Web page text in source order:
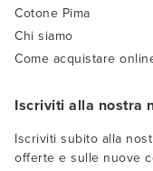
Cotone Pima
Chi siamo
Come acquistare
Iscriviti alla nostra
Iscriviti subito alla
offerte e sulle nuove